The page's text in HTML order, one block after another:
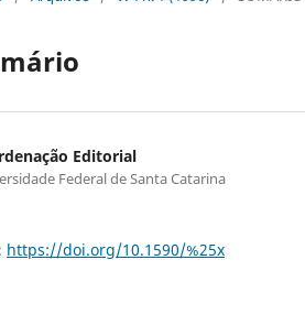
Editorial
Federal de Santa Catarina
https://doi.org/10.1590/%25x